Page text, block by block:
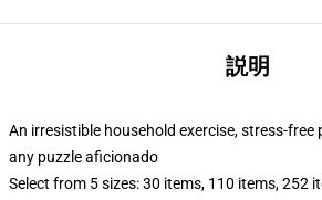
説明
An irresistible household exercise, stress-
any puzzle aficionado
Select from 5 sizes: 30 items, 110 items, 252